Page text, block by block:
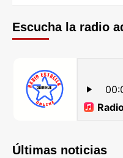
Escucha la radio
Últimas noticias